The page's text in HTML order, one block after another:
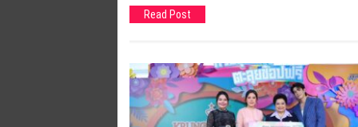
Read Post